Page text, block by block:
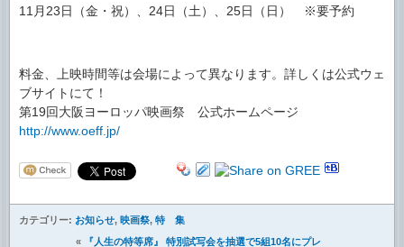
11月23日（金・祝）、24日（土）、25日（日） ※要予約
料金、上映時間等は会場によって異なります。詳しくは公式ウェ
ブサイトにて！
第19回大阪ヨーロッパ映画祭 公式ホームページ
http://www.oeff.jp/
カテゴリー: お知らせ, 映画祭, 特 集
«
『人生の特等席』 特別試写会を抽選で5組10名にプレ